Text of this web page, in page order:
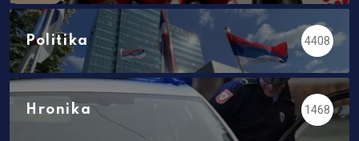
Politika 4408
Hronika 1468